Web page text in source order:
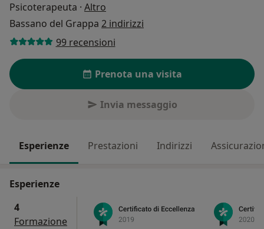
Psicoterapeuta · Altro
Bassano del Grappa 2 indirizzi
99 recensioni
Prenota una visita
Invia messaggio
Esperienze Prestazioni Indirizzi
Esperienze
4
Formazione